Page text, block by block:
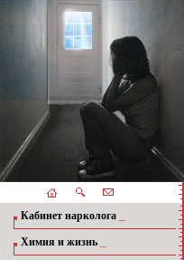
Кабинет нарколога
Химия и жизнь